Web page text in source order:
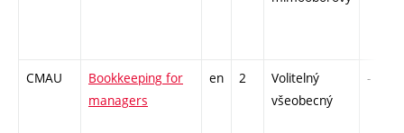
CMAU
Bookkeeping for
managers
en 2
Volitelný
všeobecný
-